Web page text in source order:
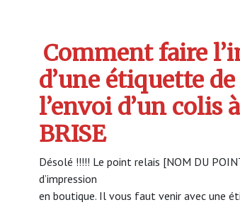
Comment faire
d’une étiquette
l’envoi d’un colis
BRISE
Désolé !!!!! Le point relais [NOM DU
d’impression
en boutique. Il vous faut venir avec une